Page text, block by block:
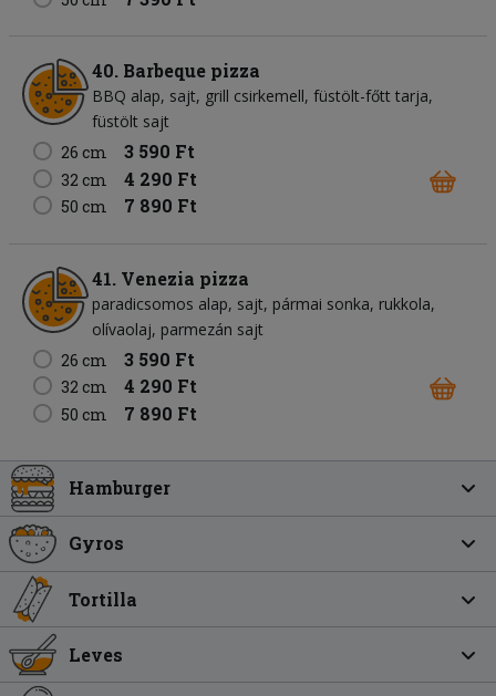
40. Barbeque pizza
BBQ alap sajt grill csirkemell füstölt-főtt tarja
füstölt sajt
26 cm
3 590 Ft
32 cm 4 290 Ft
50 cm 7 890 Ft
41. Venezia pizza
paradicsomos alap sajt pármai sonka rukkola
olívaolaj parmezán sajt
26 cm
3 590 Ft
32 cm 4 290 Ft
50 cm 7 890 Ft
Hamburger
Gyros
Tortilla
Leves